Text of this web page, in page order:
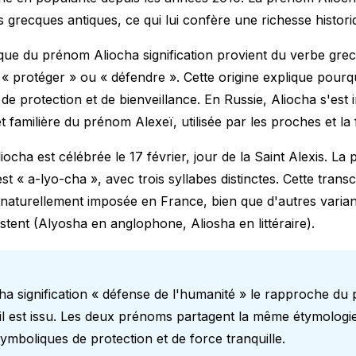
grecques antiques, ce qui lui confère une richesse
du prénom Aliocha signification provient du verbe
protéger » ou « défendre ». Cette origine explique
protection et de bienveillance. En Russie, Aliocha s'est
familière du prénom Alexeï, utilisée par les proches et la
est célébrée le 17 février, jour de la Saint Alexis. La
« a-lyo-cha », avec trois syllabes distinctes. Cette
imposée en France, bien que d'autres
(Alyosha en anglophone, Aliosha en littéraire).
signification « défense de l'humanité » le rapproche du
est issu. Les deux prénoms partagent la même
de protection et de force tranquille.